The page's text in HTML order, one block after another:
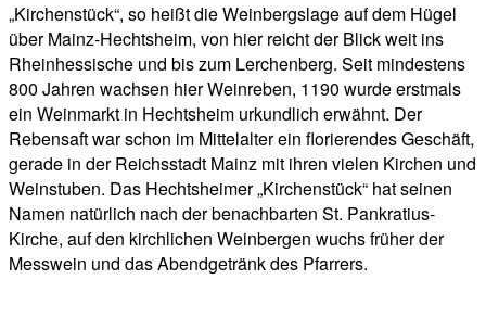
„Kirchenstück“, so heißt die Weinbergslage auf dem Hügel
über Mainz-Hechtsheim, von hier reicht der Blick weit ins
Rheinhessische und bis zum Lerchenberg. Seit mindestens
800 Jahren wachsen hier Weinreben, 1190 wurde erstmals
ein Weinmarkt in Hechtsheim urkundlich erwähnt. Der
Rebensaft war schon im Mittelalter ein florierendes Geschäft,
gerade in der Reichsstadt Mainz mit ihren vielen Kirchen und
Weinstuben. Das Hechtsheimer „Kirchenstück“ hat seinen
Namen natürlich nach der benachbarten St. Pankratius-
Kirche, auf den kirchlichen Weinbergen wuchs früher der
Messwein und das Abendgetränk des Pfarrers.